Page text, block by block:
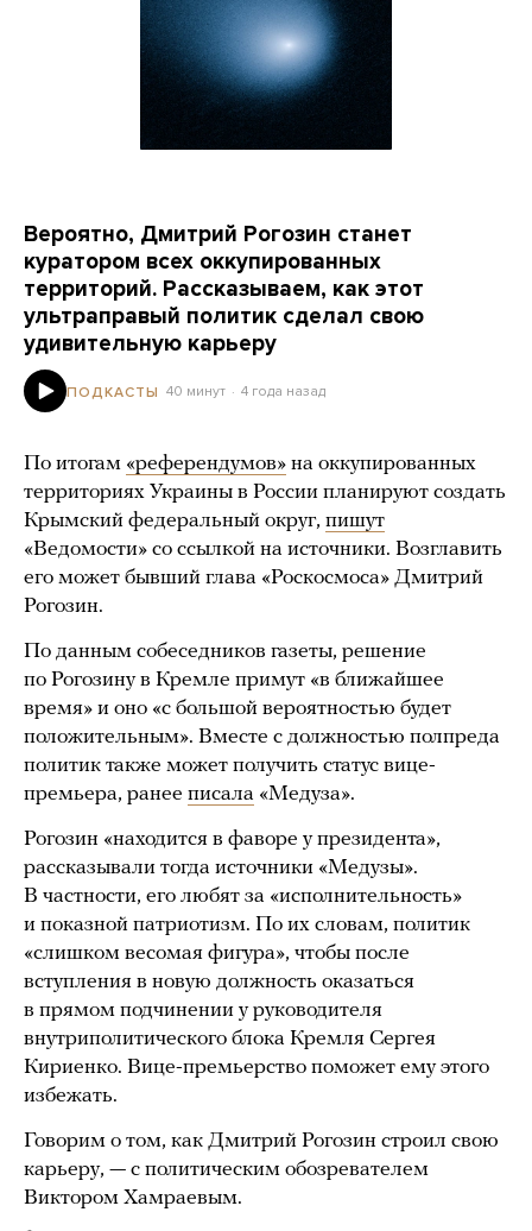
Вероятно, Дмитрий Рогозин станет
куратором всех оккупированных
территорий. Рассказываем, как этот
ультраправый политик сделал свою
удивительную карьеру
ПОДКАСТЫ 40 минут 4 года назад
По итогам «референдумов» на оккупированных
территориях Украины в России планируют создать
Крымский федеральный округ, пишут
«Ведомости» со ссылкой на источники. Возглавить
его может бывший глава «Роскосмоса» Дмитрий
Рогозин.
По данным собеседников газеты, решение
по Рогозину в Кремле примут «в ближайшее
время» и оно «с большой вероятностью будет
положительным». Вместе с должностью полпреда
политик также может получить статус вице-
премьера, ранее писала «Медуза».
Рогозин «находится в фаворе у президента»,
рассказывали тогда источники «Медузы».
В частности, его любят за «исполнительность»
и показной патриотизм. По их словам, политик
«слишком весомая фигура», чтобы после
вступления в новую должность оказаться
в прямом подчинении у руководителя
внутриполитического блока Кремля Сергея
Кириенко. Вице-премьерство поможет ему этого
избежать.
Говорим о том, как Дмитрий Рогозин строил свою
карьеру, — с политическим обозревателем
Виктором Хамраевым.